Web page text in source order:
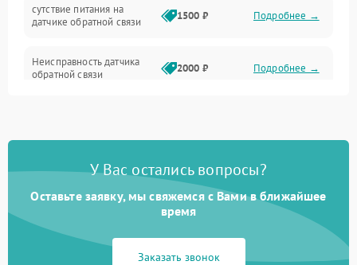
сутствие питания на
датчике обратной связи
1500 ₽ Подробнее →
Неисправность датчика
обратной связи
2000 ₽ Подробнее →
Перегорание обмки
2500 ₽ Подробнее →
разрушение магнитов
У Вас остались вопросы?
Оставьте заявку, мы свяжемся с Вами в ближайшее
время
Заказать звонок